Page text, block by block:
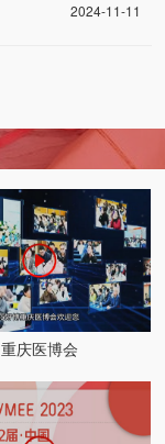
2024-11-11
重庆医博会